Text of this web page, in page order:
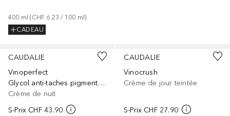
400 ml (CHF 6.23 / 100 ml)
CADEAU
CAUDALIE
Vinoperfect
Glycol anti-taches pigmentaires - Recharge
Crème de nuit
S-Prix CHF 43.90
CAUDALIE
Vinocrush
Crème de jour teintée
S-Prix CHF 27.90